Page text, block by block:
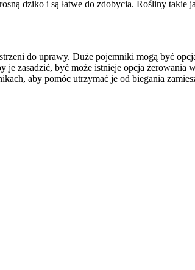
dziko i są łatwe do zdobycia. Rośliny
do uprawy. Duże pojemniki mogą być
zasadzić, być może istnieje opcja
aby pomóc utrzymać je od biegania